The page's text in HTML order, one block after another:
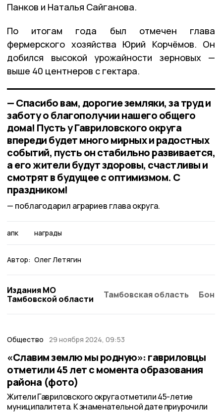
Панков и Наталья Сайганова.
По итогам года был отмечен глава
фермерского хозяйства Юрий Корчёмов. Он
добился высокой урожайности зерновых —
выше 40 центнеров с гектара.
— Спасибо вам, дорогие земляки, за труд и
заботу о благополучии нашего общего
дома! Пусть у Гавриловского округа
впереди будет много мирных и радостных
событий, пусть он стабильно развивается,
а его жители будут здоровы, счастливы и
смотрят в будущее с оптимизмом. С
праздником!
поблагодарил аграриев глава округа.
апк награды
Автор: Олег Летягин
Издания МО
Тамбовской области
Тамбовская область
Общество 29 ноября 2024, 09:53
«Славим землю мы родную»: гавриловцы
отметили 45 лет с момента образования
района (фото)
Жители Гавриловского округа отметили 45-летие
муниципалитета. К знаменательной дате приурочили